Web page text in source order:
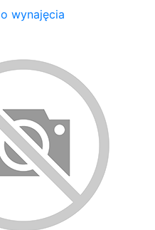
wynajęcia